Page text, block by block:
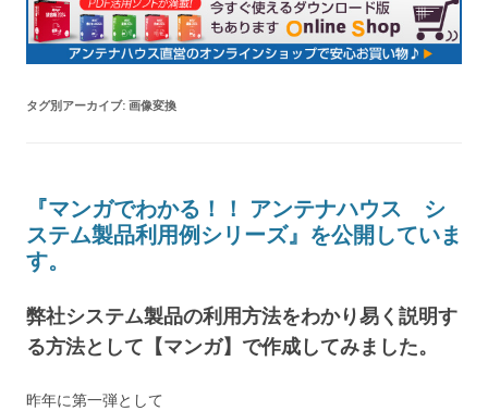
タグ別アーカイブ: 画像変換
『マンガでわかる！！ アンテナハウス シ
ステム製品利用例シリーズ』を公開していま
す。
弊社システム製品の利用方法をわかり易く説明す
る方法として【マンガ】で作成してみました。
昨年に第一弾として